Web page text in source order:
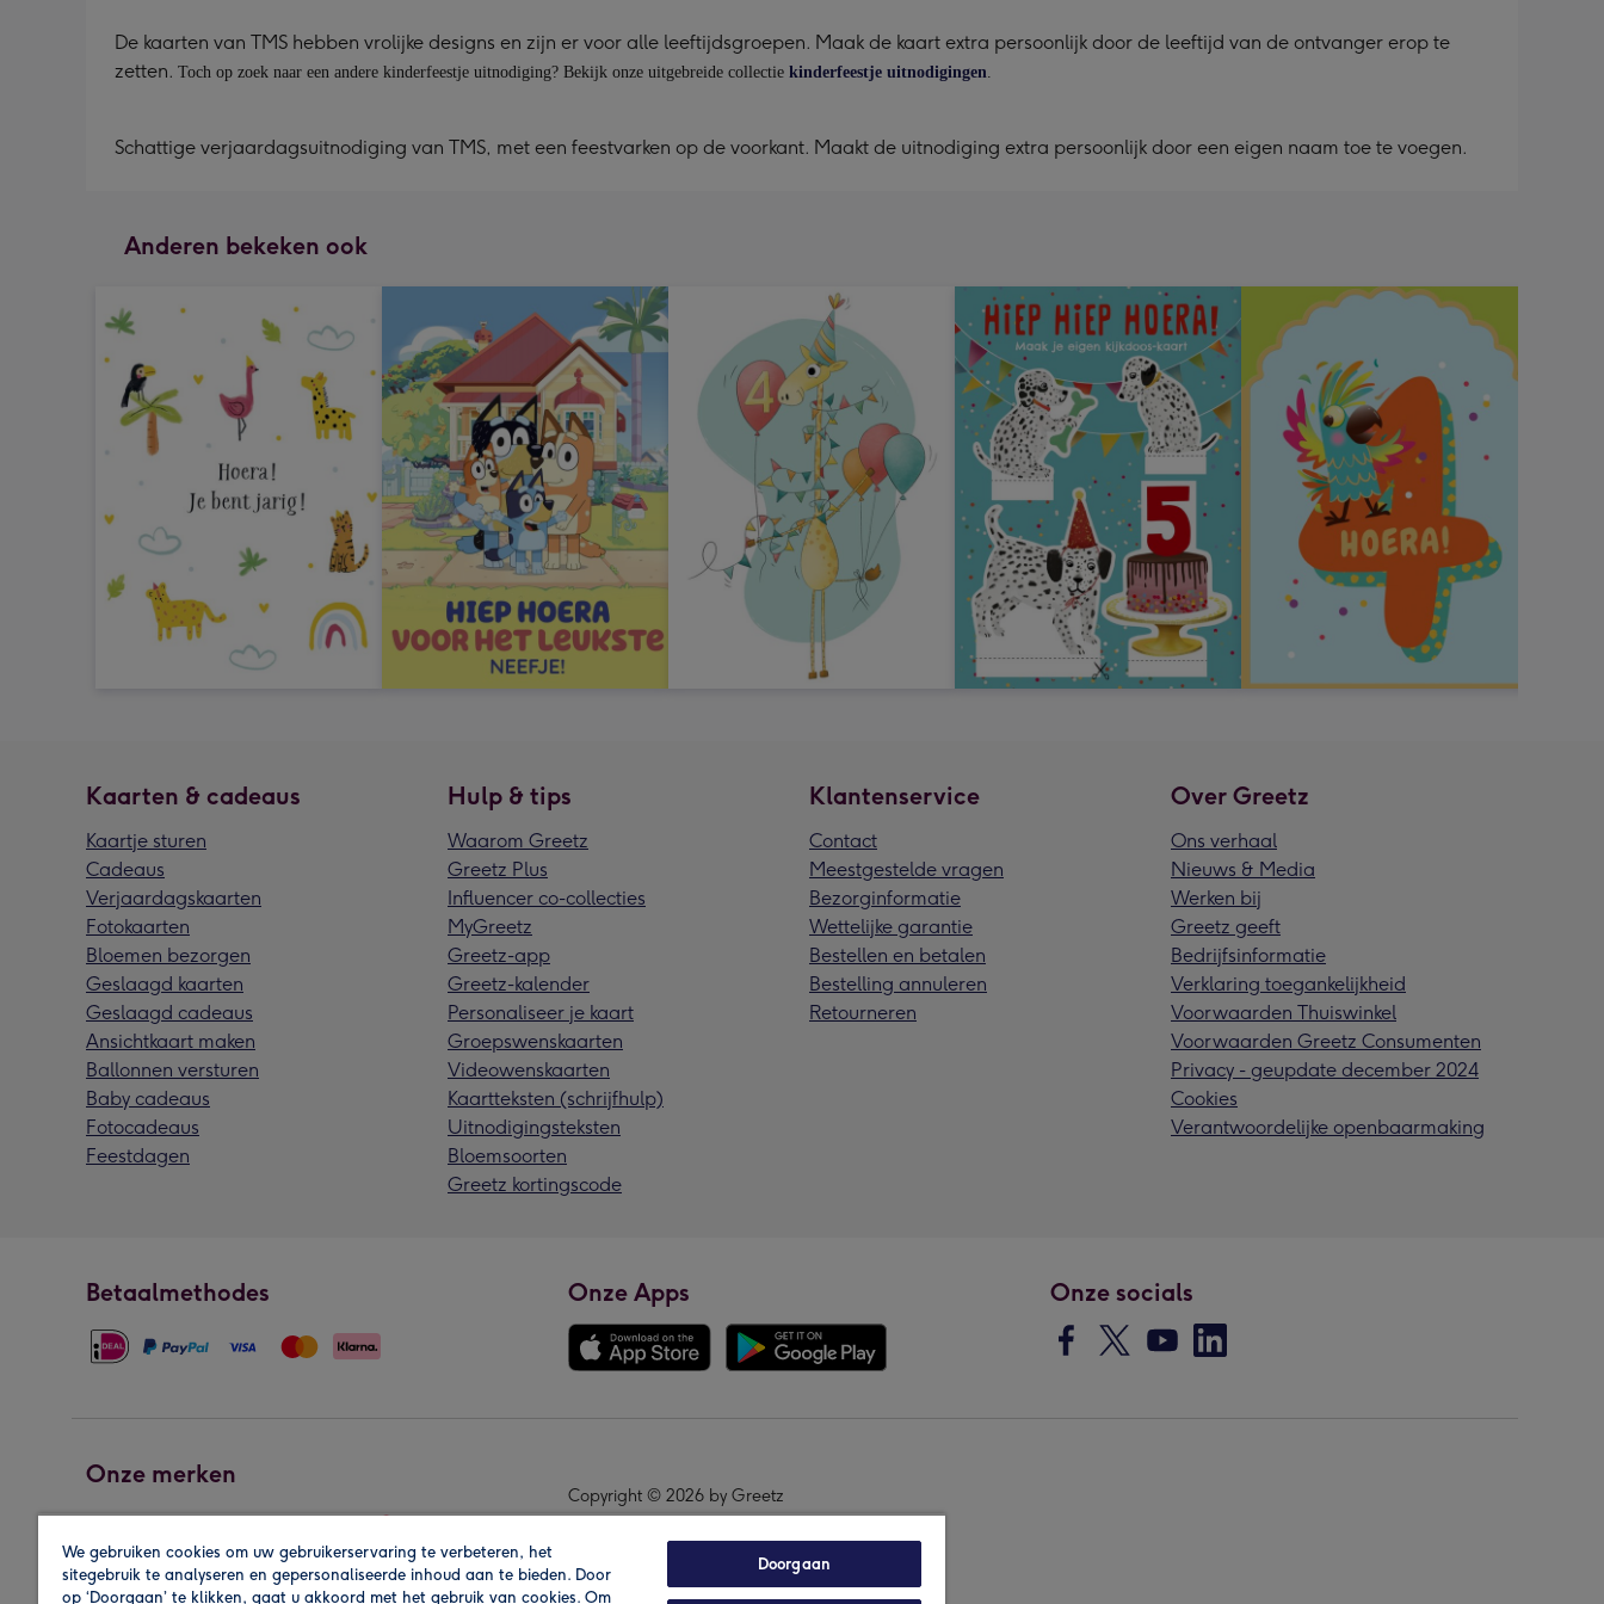
De kaarten van TMS hebben vrolijke designs en zijn er voor alle leeftijdsgroepen. Maak de kaart extra persoonlijk door de leeftijd van de ontvanger erop te
zetten. Toch op zoek naar een andere kinderfeestje uitnodiging? Bekijk onze uitgebreide collectie kinderfeestje uitnodigingen
Schattige verjaardagsuitnodiging van TMS, met een feestvarken op de voorkant. Maakt de uitnodiging extra persoonlijk door een eigen naam toe te voegen.
Anderen bekeken ook
Kaarten & cadeaus
Kaartje sturen
Cadeaus
Verjaardagskaarten
Fotokaarten
Bloemen bezorgen
Geslaagd kaarten
Geslaagd cadeaus
Ansichtkaart maken
Ballonnen versturen
Baby cadeaus
Fotocadeaus
Feestdagen
Hulp & tips
Waarom Greetz
Greetz Plus
Influencer co-collecties
MyGreetz
Greetz-app
Greetz-kalender
Personaliseer je kaart
Groepswenskaarten
Videowenskaarten
Kaartteksten (schrijfhulp)
Uitnodigingsteksten
Bloemsoorten
Greetz kortingscode
Klantenservice
Contact
Meestgestelde vragen
Bezorginformatie
Wettelijke garantie
Bestellen en betalen
Bestelling annuleren
Retourneren
Over Greetz
Ons verhaal
Nieuws & Media
Werken bij
Greetz geeft
Bedrijfsinformatie
Verklaring toegankelijkheid
Voorwaarden Thuiswinkel
Voorwaarden Greetz Consumenten
Privacy - geupdate december 2024
Cookies
Verantwoordelijke openbaarmaking
Betaalmethodes Onze Apps Onze socials
Onze merken
Copyright © 2026 by Greetz
We gebruiken cookies om uw gebruikerservaring te verbeteren, het
sitegebruik te analyseren en gepersonaliseerde inhoud aan te bieden. Door
op ‘Doorgaan’ te klikken, gaat u akkoord met het gebruik van cookies. Om
Doorgaan